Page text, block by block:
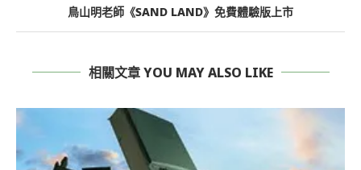
鳥山明老師《SAND LAND》免費體驗版上市
相關文章 YOU MAY ALSO LIKE